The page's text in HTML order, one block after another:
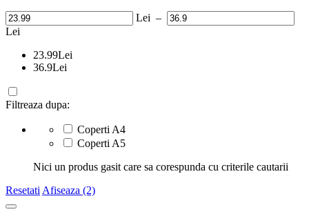
Lei –
Lei
23.99Lei
36.9Lei
Filtreaza dupa:
Coperti A4
Coperti A5
Nici un produs gasit care sa corespunda cu criterile cautarii
Resetati Afiseaza (2)